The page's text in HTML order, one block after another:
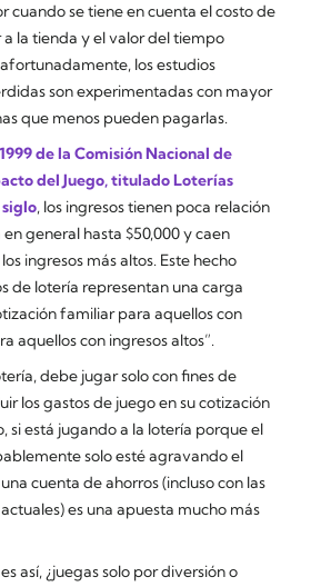
cuando se tiene en cuenta el costo de
la tienda y el valor del tiempo
los estudios
son experimentadas con mayor
que menos pueden pagarlas.
de la Comisión Nacional de
del Juego, tituladoLoterías
, los ingresos tienen poca relación
general hasta $50,000 y caen
ingresos más altos. Este hecho
de lotería representan una carga
familiar para aquellos con
aquellos con ingresos altos”.
debe jugar solo con fines de
los gastos de juego en su cotización
si está jugando a la lotería porque el
solo esté agravando el
cuenta de ahorros (incluso con las
es una apuesta mucho más
así, ¿juegas solo por diversión o